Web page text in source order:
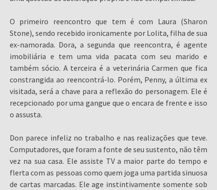
O primeiro reencontro que tem é com Laura (Sharon
Stone), sendo recebido ironicamente por Lolita, filha de sua
ex-namorada. Dora, a segunda que reencontra, é agente
imobiliária e tem uma vida pacata com seu marido e
também sócio. A terceira é a veterinária Carmen que fica
constrangida ao reencontrá-lo. Porém, Penny, a última ex
visitada, será a chave para a reflexão do personagem. Ele é
recepcionado por uma gangue que o encara de frente e isso
o assusta.
Don parece infeliz no trabalho e nas realizações que teve.
Computadores, que foram a fonte de seu sustento, não têm
vez na sua casa. Ele assiste TV a maior parte do tempo e
flerta com as pessoas como quem joga uma partida sinuosa
de cartas marcadas. Ele age instintivamente somente sob